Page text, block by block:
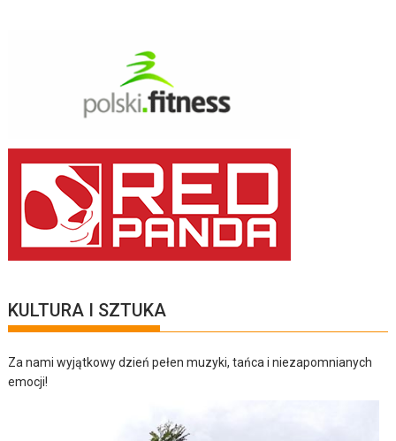
KULTURA I SZTUKA
Za nami wyjątkowy dzień pełen muzyki, tańca i niezapomnianych
emocji!